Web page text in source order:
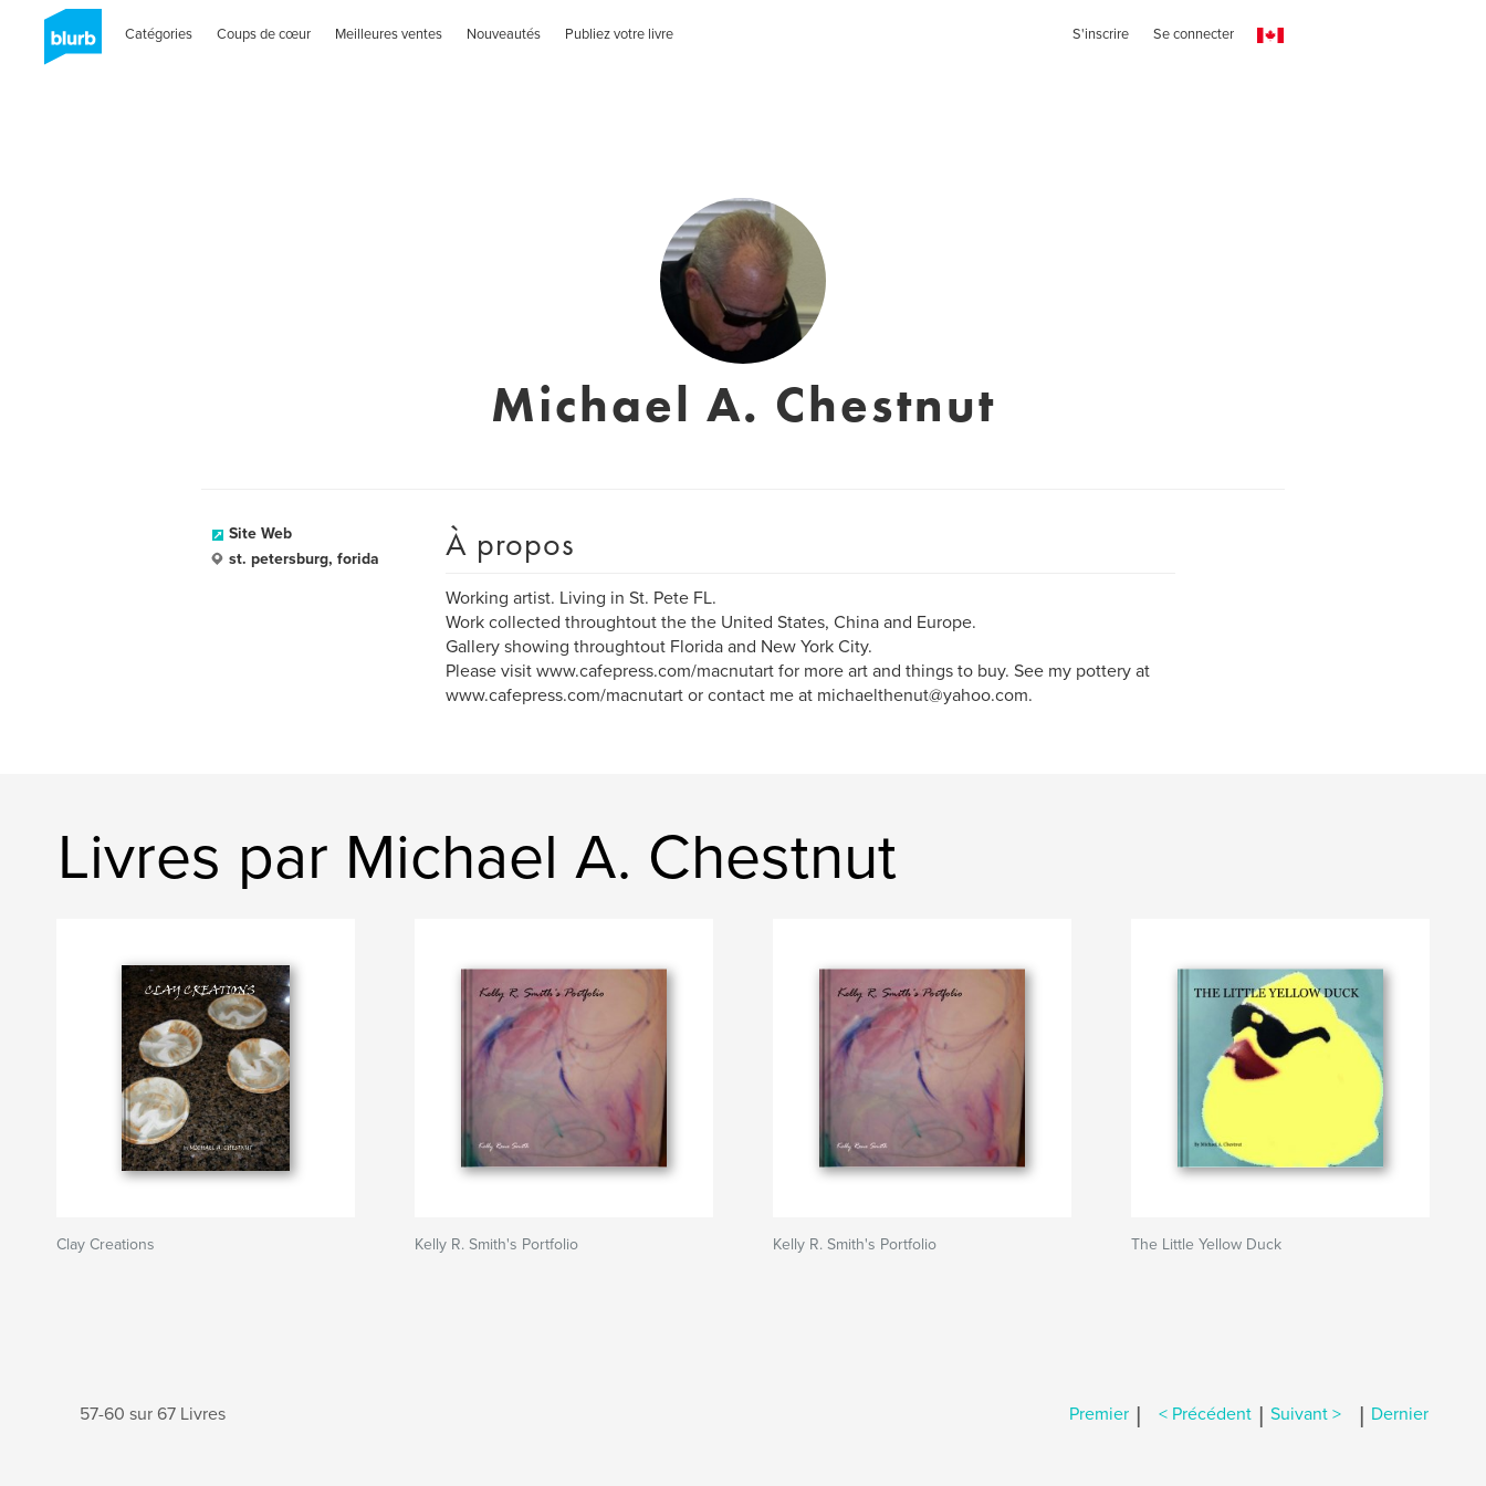
Catégories Coups de cœur Meilleures ventes Nouveautés Publiez votre livre S'inscrire Se connecter
Michael A. Chestnut
Site Web
st. petersburg, forida
À propos
Working artist. Living in St. Pete FL.
Work collected throughtout the the United States, China and Europe.
Gallery showing throughtout Florida and New York City.
Please visit www.cafepress.com/macnutart for more art and things to buy. See my pottery at
www.cafepress.com/macnutart or contact me at michaelthenut@yahoo.com.
Livres par Michael A. Chestnut
Clay Creations Kelly R. Smith's Portfolio Kelly R. Smith's Portfolio The Little Yellow Duck
57-60 sur 67 Livres Premier | < Précédent | Suivant > | Dernier